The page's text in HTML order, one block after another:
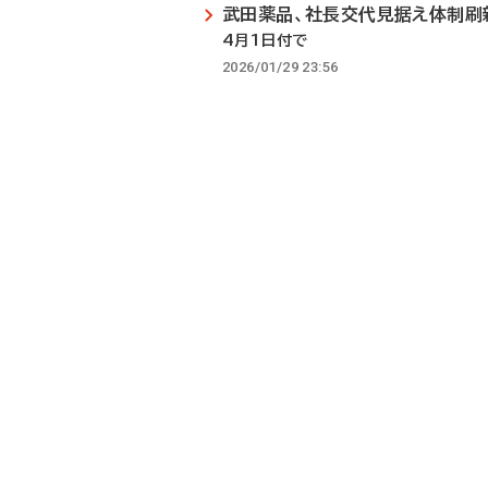
武田薬品、社長交代見据え体制刷
4月1日付で
2026/01/29 23:56